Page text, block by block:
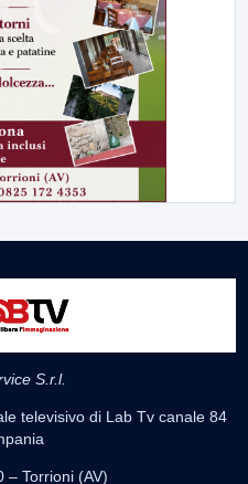
S.r.l.
televisivo di Lab Tv canale 84
– Torrioni (AV)